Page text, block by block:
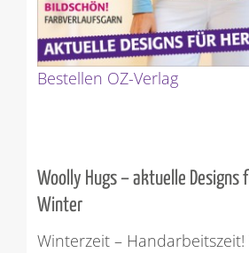
Bestellen OZ-Verlag
Woolly Hugs – aktuelle Designs
Winter
Winterzeit –